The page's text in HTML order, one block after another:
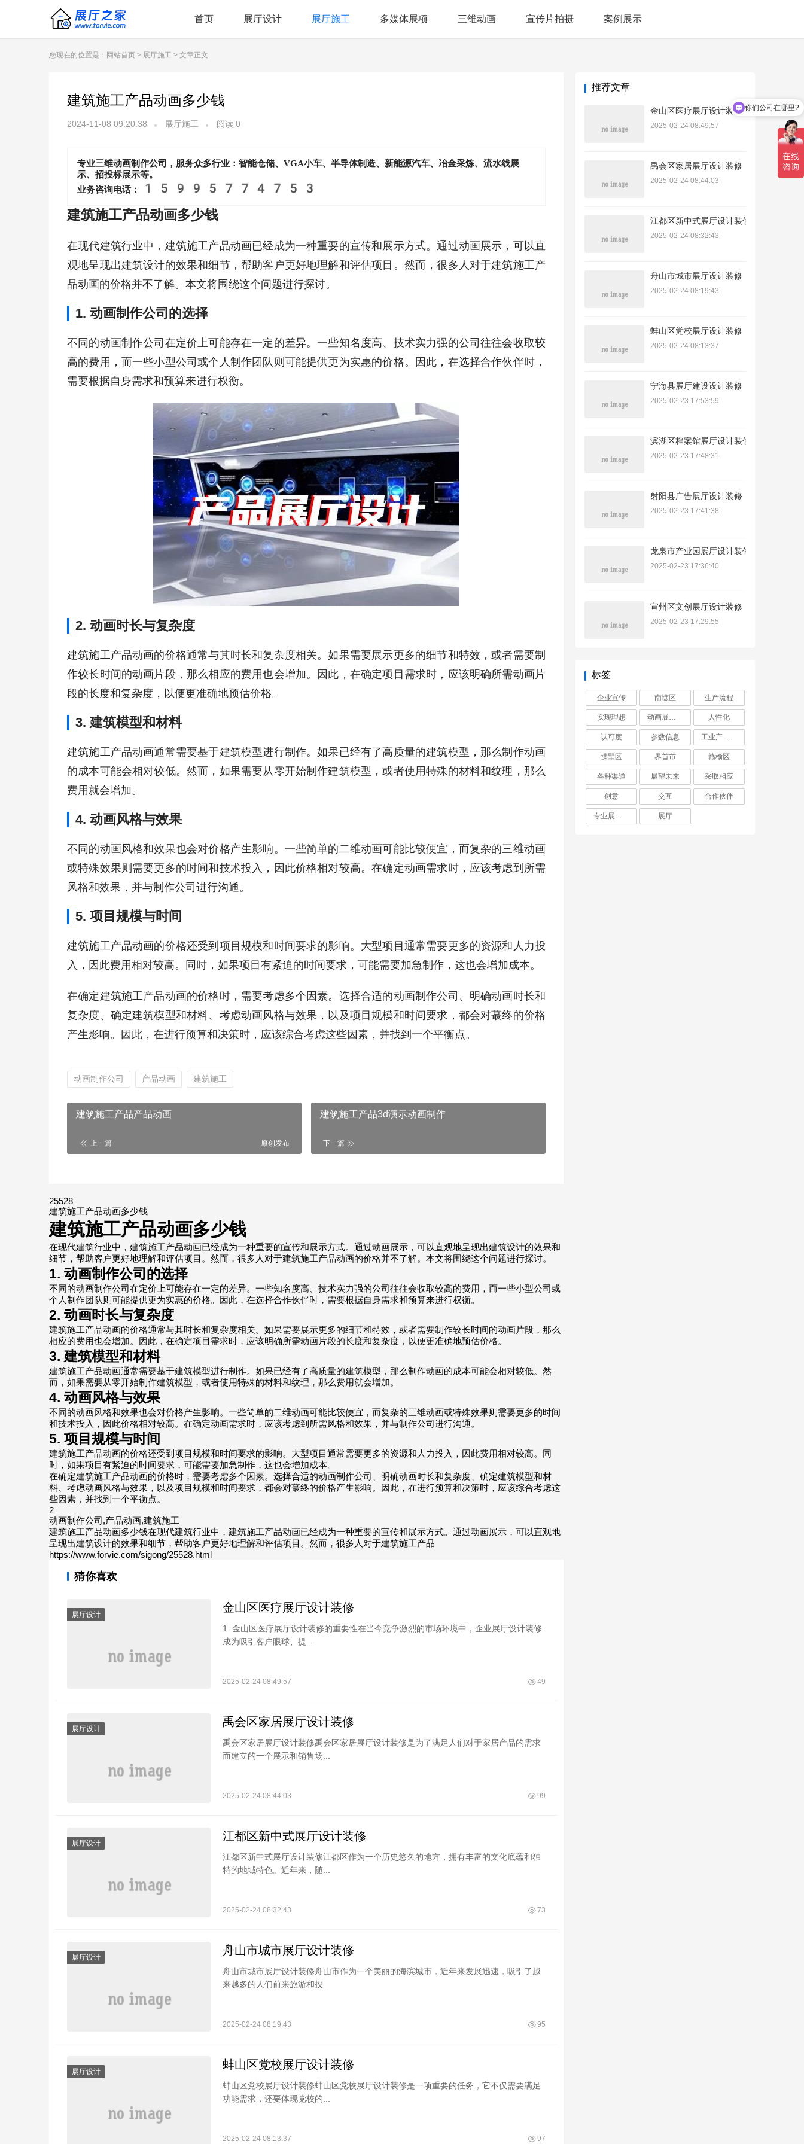
首页 展厅设计 展厅施工 多媒体展项 三维动画 宣传片拍摄 案例展示
您现在的位置是： 网站首页 > 展厅施工 > 文章正文
建筑施工产品动画多少钱
2024-11-08 09:20:38 展厅施工 阅读 0
专业三维动画制作公司，服务众多行业：智能仓储、VGA小车、半导体制造、新能源汽车、冶金采炼、流水线展
示、招投标展示等。
业务咨询电话：
15995774753
建筑施工产品动画多少钱
在现代建筑行业中，建筑施工产品动画已经成为一种重要的宣传和展示方式。通过动画展示，可以直
观地呈现出建筑设计的效果和细节，帮助客户更好地理解和评估项目。然而，很多人对于建筑施工产
品动画的价格并不了解。本文将围绕这个问题进行探讨。
1. 动画制作公司的选择
不同的动画制作公司在定价上可能存在一定的差异。一些知名度高、技术实力强的公司往往会收取较
高的费用，而一些小型公司或个人制作团队则可能提供更为实惠的价格。因此，在选择合作伙伴时，
需要根据自身需求和预算来进行权衡。
2. 动画时长与复杂度
建筑施工产品动画的价格通常与其时长和复杂度相关。如果需要展示更多的细节和特效，或者需要制
作较长时间的动画片段，那么相应的费用也会增加。因此，在确定项目需求时，应该明确所需动画片
段的长度和复杂度，以便更准确地预估价格。
3. 建筑模型和材料
建筑施工产品动画通常需要基于建筑模型进行制作。如果已经有了高质量的建筑模型，那么制作动画
的成本可能会相对较低。然而，如果需要从零开始制作建筑模型，或者使用特殊的材料和纹理，那么
费用就会增加。
4. 动画风格与效果
不同的动画风格和效果也会对价格产生影响。一些简单的二维动画可能比较便宜，而复杂的三维动画
或特殊效果则需要更多的时间和技术投入，因此价格相对较高。在确定动画需求时，应该考虑到所需
风格和效果，并与制作公司进行沟通。
5. 项目规模与时间
建筑施工产品动画的价格还受到项目规模和时间要求的影响。大型项目通常需要更多的资源和人力投
入，因此费用相对较高。同时，如果项目有紧迫的时间要求，可能需要加急制作，这也会增加成本。
在确定建筑施工产品动画的价格时，需要考虑多个因素。选择合适的动画制作公司、明确动画时长和
复杂度、确定建筑模型和材料、考虑动画风格与效果，以及项目规模和时间要求，都会对蕞终的价格
产生影响。因此，在进行预算和决策时，应该综合考虑这些因素，并找到一个平衡点。
动画制作公司 产品动画 建筑施工
建筑施工产品产品动画
上一篇 原创发布
建筑施工产品3d演示动画制作
下一篇
25528
建筑施工产品动画多少钱
建筑施工产品动画多少钱
在现代建筑行业中，建筑施工产品动画已经成为一种重要的宣传和展示方式。通过动画展示，可以直观地呈现出建筑设计的效果和
细节，帮助客户更好地理解和评估项目。然而，很多人对于建筑施工产品动画的价格并不了解。本文将围绕这个问题进行探讨。
1. 动画制作公司的选择
不同的动画制作公司在定价上可能存在一定的差异。一些知名度高、技术实力强的公司往往会收取较高的费用，而一些小型公司或
个人制作团队则可能提供更为实惠的价格。因此，在选择合作伙伴时，需要根据自身需求和预算来进行权衡。
2. 动画时长与复杂度
建筑施工产品动画的价格通常与其时长和复杂度相关。如果需要展示更多的细节和特效，或者需要制作较长时间的动画片段，那么
相应的费用也会增加。因此，在确定项目需求时，应该明确所需动画片段的长度和复杂度，以便更准确地预估价格。
3. 建筑模型和材料
建筑施工产品动画通常需要基于建筑模型进行制作。如果已经有了高质量的建筑模型，那么制作动画的成本可能会相对较低。然
而，如果需要从零开始制作建筑模型，或者使用特殊的材料和纹理，那么费用就会增加。
4. 动画风格与效果
不同的动画风格和效果也会对价格产生影响。一些简单的二维动画可能比较便宜，而复杂的三维动画或特殊效果则需要更多的时间
和技术投入，因此价格相对较高。在确定动画需求时，应该考虑到所需风格和效果，并与制作公司进行沟通。
5. 项目规模与时间
建筑施工产品动画的价格还受到项目规模和时间要求的影响。大型项目通常需要更多的资源和人力投入，因此费用相对较高。同
时，如果项目有紧迫的时间要求，可能需要加急制作，这也会增加成本。
在确定建筑施工产品动画的价格时，需要考虑多个因素。选择合适的动画制作公司、明确动画时长和复杂度、确定建筑模型和材
料、考虑动画风格与效果，以及项目规模和时间要求，都会对蕞终的价格产生影响。因此，在进行预算和决策时，应该综合考虑这
些因素，并找到一个平衡点。
2
动画制作公司,产品动画,建筑施工
建筑施工产品动画多少钱在现代建筑行业中，建筑施工产品动画已经成为一种重要的宣传和展示方式。通过动画展示，可以直观地
呈现出建筑设计的效果和细节，帮助客户更好地理解和评估项目。然而，很多人对于建筑施工产品
https://www.forvie.com/sigong/25528.html
猜你喜欢
展厅设计
金山区医疗展厅设计装修
1. 金山区医疗展厅设计装修的重要性在当今竞争激烈的市场环境中，企业展厅设计装修
成为吸引客户眼球、提...
2025-02-24 08:49:57 49
展厅设计
禹会区家居展厅设计装修
禹会区家居展厅设计装修禹会区家居展厅设计装修是为了满足人们对于家居产品的需求
而建立的一个展示和销售场...
2025-02-24 08:44:03 99
展厅设计
江都区新中式展厅设计装修
江都区新中式展厅设计装修江都区作为一个历史悠久的地方，拥有丰富的文化底蕴和独
特的地域特色。近年来，随...
2025-02-24 08:32:43 73
展厅设计
舟山市城市展厅设计装修
舟山市城市展厅设计装修舟山市作为一个美丽的海滨城市，近年来发展迅速，吸引了越
来越多的人们前来旅游和投...
2025-02-24 08:19:43 95
展厅设计
蚌山区党校展厅设计装修
蚌山区党校展厅设计装修蚌山区党校展厅设计装修是一项重要的任务，它不仅需要满足
功能需求，还要体现党校的...
2025-02-24 08:13:37 97
推荐文章
金山区医疗展厅设计装修
2025-02-24 08:49:57
禹会区家居展厅设计装修
2025-02-24 08:44:03
江都区新中式展厅设计装修
2025-02-24 08:32:43
舟山市城市展厅设计装修
2025-02-24 08:19:43
蚌山区党校展厅设计装修
2025-02-24 08:13:37
宁海县展厅建设设计装修
2025-02-23 17:53:59
滨湖区档案馆展厅设计装修
2025-02-23 17:48:31
射阳县广告展厅设计装修
2025-02-23 17:41:38
龙泉市产业园展厅设计装修
2025-02-23 17:36:40
宣州区文创展厅设计装修
2025-02-23 17:29:55
标签
企业宣传 南谯区 生产流程
实现理想 动画展示工业 人性化
认可度 参数信息 工业产品动画
拱墅区 界首市 赣榆区
各种渠道 展望未来 采取相应
创意 交互 合作伙伴
专业展厅设计 展厅
你们公司在哪里?